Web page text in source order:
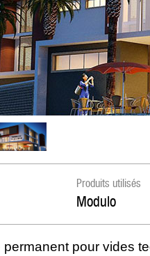
Produits utilisés
Modulo
permanent pour vides